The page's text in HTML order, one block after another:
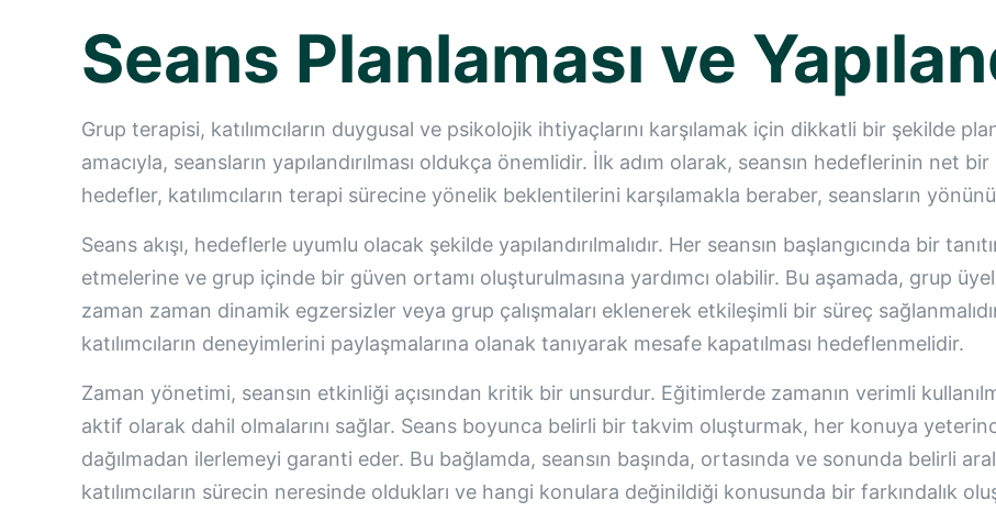
Seans Planlaması ve
Grup terapisi, katılımcıların duygusal ve psikolojik ihtiyaçlarını karşılamak için dikkatli bir şekilde
amacıyla, seansların yapılandırılması oldukça önemlidir. İlk adım olarak, seansın hedeflerinin net
hedefler, katılımcıların terapi sürecine yönelik beklentilerini karşılamakla beraber, seansların
Seans akışı, hedeflerle uyumlu olacak şekilde yapılandırılmalıdır. Her seansın başlangıcında bir
etmelerine ve grup içinde bir güven ortamı oluşturulmasına yardımcı olabilir. Bu aşamada, grup
zaman zaman dinamik egzersizler veya grup çalışmaları eklenerek etkileşimli bir süreç
katılımcıların deneyimlerini paylaşmalarına olanak tanıyarak mesafe kapatılması hedeflenmelidir.
Zaman yönetimi, seansın etkinliği açısından kritik bir unsurdur. Eğitimlerde zamanın verimli
aktif olarak dahil olmalarını sağlar. Seans boyunca belirli bir takvim oluşturmak, her konuya
dağılmadan ilerlemeyi garanti eder. Bu bağlamda, seansın başında, ortasında ve sonunda belirli
katılımcıların sürecin neresinde oldukları ve hangi konulara değinildiği konusunda bir farkındalık